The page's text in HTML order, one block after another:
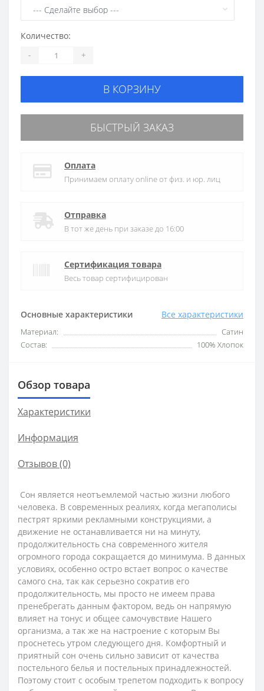
Основные характеристики Все характеристики
Материал:
Сатин
Состав:
100% Хлопок
Количество:
- +
В КОРЗИНУ
БЫСТРЫЙ ЗАКАЗ
Оплата
Принимаем оплату online от физ. и юр. лиц
Отправка
В тот же день при заказе до 16:00
Сертификация товара
Весь товар сертифицирован
Обзор товара
Характеристики
Информация
Отзывов (0)
Сон является неотъемлемой частью жизни любого
человека. В современных реалиях, когда мегаполисы
пестрят яркими рекламными конструкциями, а
движение не останавливается ни на минуту,
продолжительность сна современного жителя
огромного города сокращается до минимума. В данных
условиях, особенно остро встает вопрос о качестве
самого сна, так как серьезно сократив его
продолжительность, мы просто не имеем права
пренебрегать данным фактором, ведь он напрямую
влияет на тонус и общее самочувствие Нашего
организма, а так же на настроение с которым Вы
проснетесь утром следующего дня. Комфортный и
приятный сон очень сильно зависит от качества
постельного белья и постельных принадлежностей.
Поэтому стоит с особым трепетом подходить к вопросу